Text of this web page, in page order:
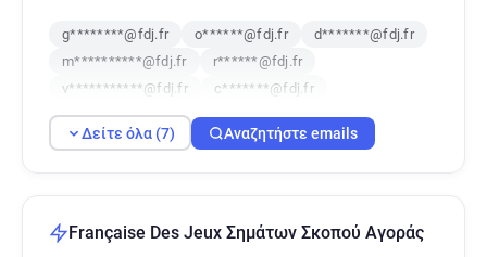
g********@fdj.fr o******@fdj.fr
d*******@fdj.fr
m**********@fdj.fr
r******@fdj.fr
v***********@fdj.fr
c*******@fdj.fr
Δείτε όλα (7) Αναζητήστε emails
Française Des Jeux Σημάτων Σκοπού Αγοράς